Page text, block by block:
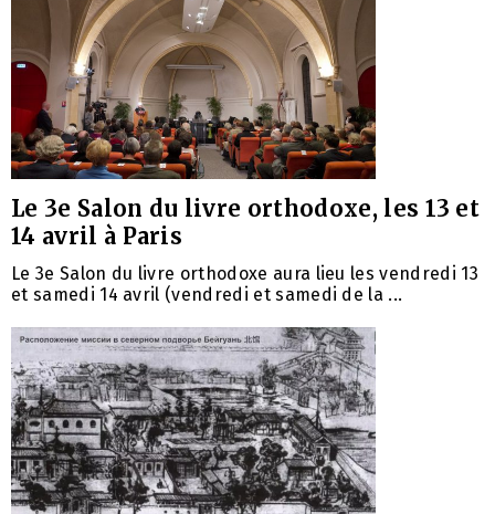
Le 3e Salon du livre orthodoxe, les 13 et
14 avril à Paris
Le 3e Salon du livre orthodoxe aura lieu les vendredi 13
et samedi 14 avril (vendredi et samedi de la ...